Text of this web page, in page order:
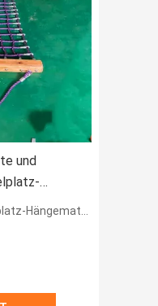
und
Hängematte